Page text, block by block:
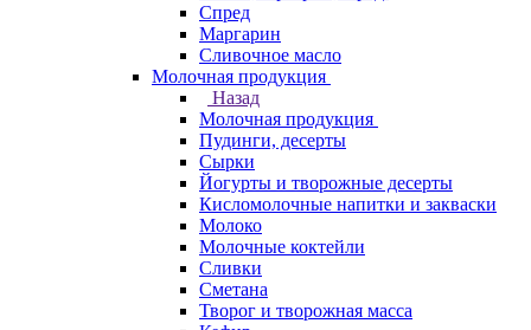
Спред
Маргарин
Сливочное масло
Молочная продукция
Назад
Молочная продукция
Пудинги, десерты
Сырки
Йогурты и творожные десерты
Кисломолочные напитки и закваски
Молоко
Молочные коктейли
Сливки
Сметана
Творог и творожная масса